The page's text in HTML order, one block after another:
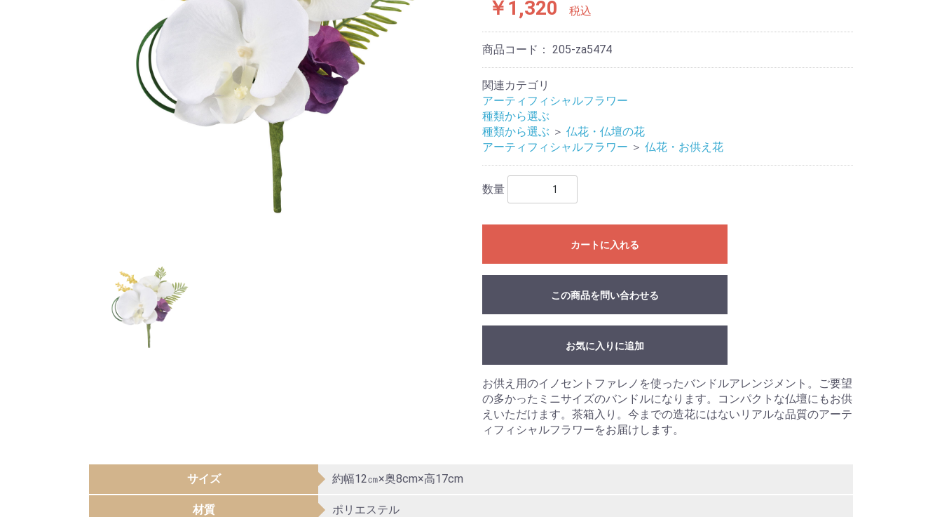
￥1,320 税込
商品コード： 205-za5474
関連カテゴリ
アーティフィシャルフラワー
種類から選ぶ
種類から選ぶ ＞ 仏花・仏壇の花
アーティフィシャルフラワー ＞ 仏花・お供え花
数量
カートに入れる
この商品を問い合わせる
お気に入りに追加
お供え用のイノセントファレノを使ったバンドルアレンジメント。ご要望
の多かったミニサイズのバンドルになります。コンパクトな仏壇にもお供
えいただけます。茶箱入り。今までの造花にはないリアルな品質のアーテ
ィフィシャルフラワーをお届けします。
サイズ 約幅12㎝×奥8cm×高17cm
材質 ポリエステル